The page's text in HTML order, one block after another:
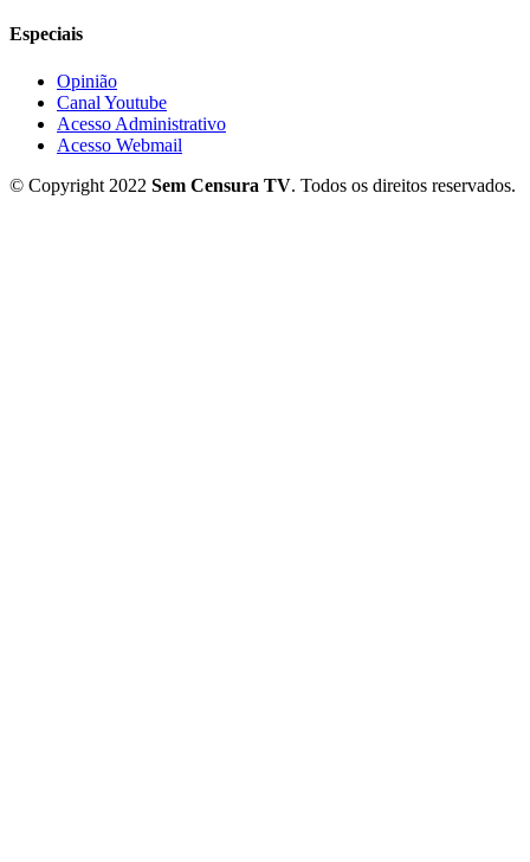
Especiais
Opinião
Canal Youtube
Acesso Administrativo
Acesso Webmail
© Copyright 2022 Sem Censura TV. Todos os direitos reservados.